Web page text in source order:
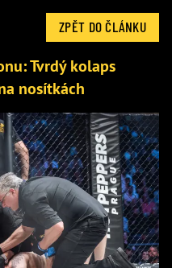
ZPĚT DO ČLÁNKU
Tvrdý kolaps
nosítkách